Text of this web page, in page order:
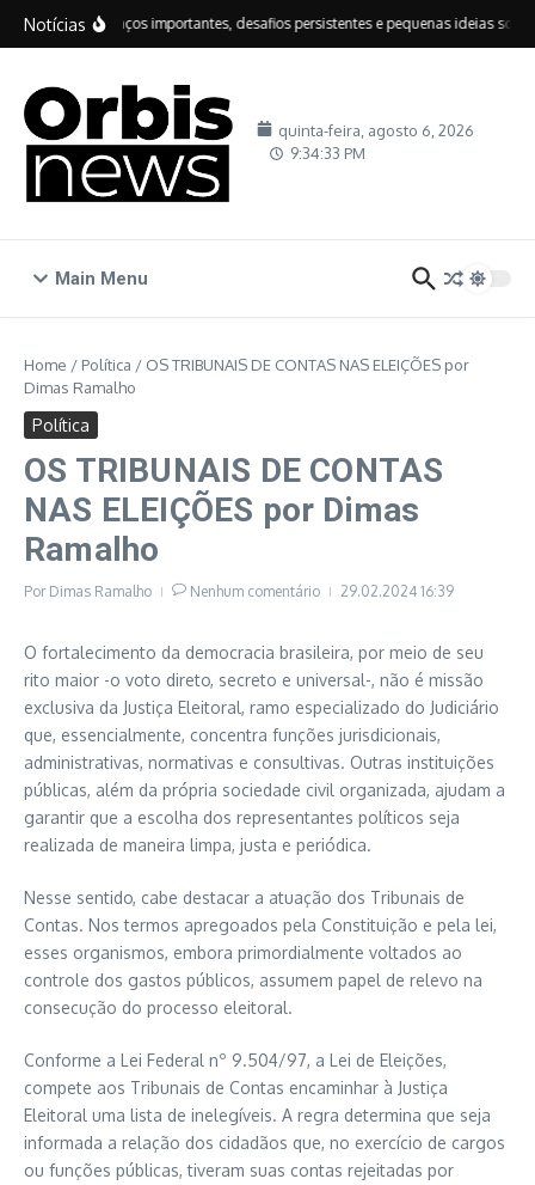
Ir para o conteúdo
Notícias
IDEB: avanços importantes, desafios persistentes e pequenas ideias sobre
quinta-feira, agosto 6, 2026
9:34:34 PM
Main Menu
Home / Política / OS TRIBUNAIS DE CONTAS NAS ELEIÇÕES por
Dimas Ramalho
Política
OS TRIBUNAIS DE CONTAS
NAS ELEIÇÕES por Dimas
Ramalho
Por Dimas Ramalho Nenhum comentário 29.02.2024 16:39
O fortalecimento da democracia brasileira, por meio de seu
rito maior -o voto direto, secreto e universal-, não é missão
exclusiva da Justiça Eleitoral, ramo especializado do Judiciário
que, essencialmente, concentra funções jurisdicionais,
administrativas, normativas e consultivas. Outras instituições
públicas, além da própria sociedade civil organizada, ajudam a
garantir que a escolha dos representantes políticos seja
realizada de maneira limpa, justa e periódica.
Nesse sentido, cabe destacar a atuação dos Tribunais de
Contas. Nos termos apregoados pela Constituição e pela lei,
esses organismos, embora primordialmente voltados ao
controle dos gastos públicos, assumem papel de relevo na
consecução do processo eleitoral.
Conforme a Lei Federal nº 9.504/97, a Lei de Eleições,
compete aos Tribunais de Contas encaminhar à Justiça
Eleitoral uma lista de inelegíveis. A regra determina que seja
informada a relação dos cidadãos que, no exercício de cargos
ou funções públicas, tiveram suas contas rejeitadas por